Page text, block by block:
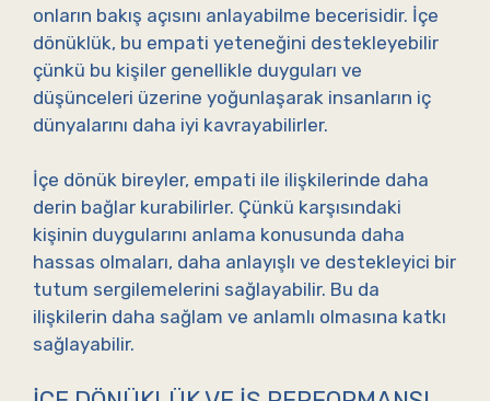
onların bakış açısını anlayabilme becerisidir. İçe
dönüklük, bu empati yeteneğini destekleyebilir
çünkü bu kişiler genellikle duyguları ve
düşünceleri üzerine yoğunlaşarak insanların iç
dünyalarını daha iyi kavrayabilirler.
İçe dönük bireyler, empati ile ilişkilerinde daha
derin bağlar kurabilirler. Çünkü karşısındaki
kişinin duygularını anlama konusunda daha
hassas olmaları, daha anlayışlı ve destekleyici bir
tutum sergilemelerini sağlayabilir. Bu da
ilişkilerin daha sağlam ve anlamlı olmasına katkı
sağlayabilir.